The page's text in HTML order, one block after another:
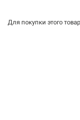
Для покупки этого